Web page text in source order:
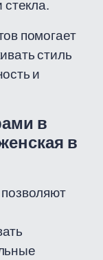
стекла.
помогает
стиль
и
в
в